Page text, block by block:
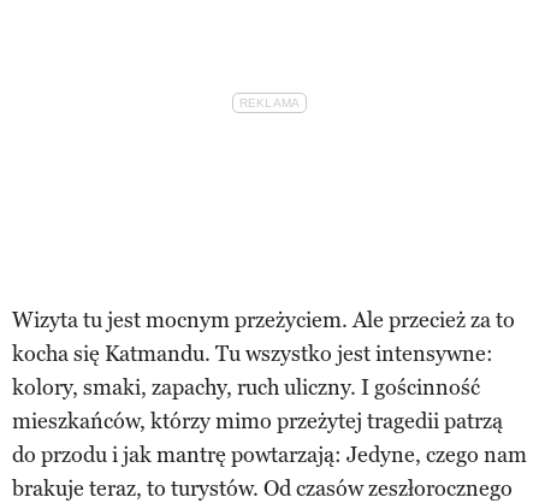
Wizyta tu jest mocnym przeżyciem. Ale przecież za to
kocha się Katmandu. Tu wszystko jest intensywne:
kolory, smaki, zapachy, ruch uliczny. I gościnność
mieszkańców, którzy mimo przeżytej tragedii patrzą
do przodu i jak mantrę powtarzają: Jedyne, czego nam
brakuje teraz, to turystów. Od czasów zeszłorocznego